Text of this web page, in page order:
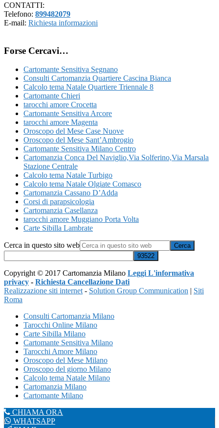
CONTATTI:
Telefono: 899482079
E-mail: Richiesta informazioni
Forse Cercavi…
Cartomante Sensitiva Segnano
Consulti Cartomanzia Quartiere Cascina Bianca
Calcolo tema Natale Quartiere Triennale 8
Cartomante Chieri
tarocchi amore Crocetta
Cartomante Sensitiva Arcore
tarocchi amore Magenta
Oroscopo del Mese Case Nuove
Oroscopo del Mese Sant’Ambrogio
Cartomante Sensitiva Milano C​entro​
Cartomanzia Conca Del Naviglio​,Via Solferino,Via Marsala​
Stazione Centrale
Calcolo tema Natale Turbigo
Calcolo tema Natale Olgiate Comasco
Cartomanzia Cassano D’Adda
Corsi di parapsicologia
Cartomanzia Casellanza
tarocchi amore Muggiano Porta Volta
Carte Sibilla Lambrate
Cerca in questo sito web
Copyright © 2017 Cartomanzia Milano Leggi L'informativa
privacy - Richiesta Cancellazione Dati
Realizzazione siti internet- Solution Group Communication | Siti
Roma
Consulti Cartomanzia Milano
Tarocchi Online Milano
Carte Sibilla Milano
Cartomante Sensitiva Milano
Tarocchi Amore Milano
Oroscopo del Mese Milano
Oroscopo del giorno Milano
Calcolo tema Natale Milano
Cartomanzia Milano
Cartomante Milano
CHIAMA ORA
WHATSAPP